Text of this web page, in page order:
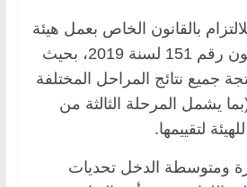
بالقانون الخاص بعمل هيئة
الدواء المصرية، قانون رقم 151 لسنة 2019، بحيث
جميع نتائج المراحل المختلفة
يشمل المرحلة الثالثة من
لتقييمها.
ومتوسطة الدخل تحديات